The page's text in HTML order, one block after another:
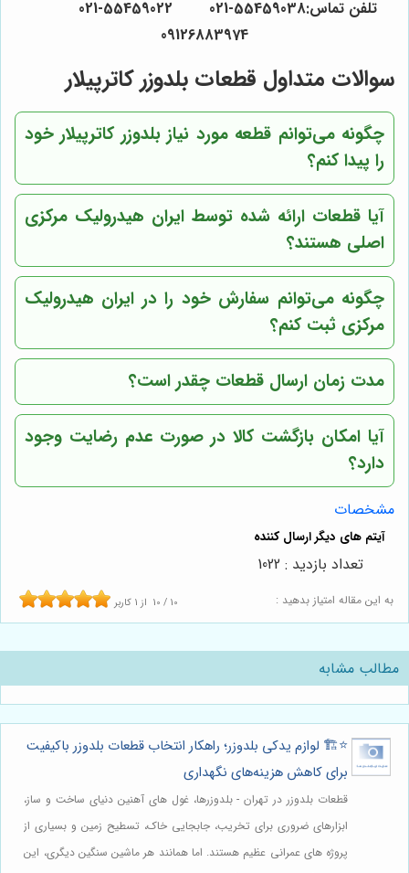
09126883974
سوالات متداول قطعات بلدوزر کاترپیلار
چگونه می‌توانم قطعه مورد نیاز بلدوزر کاترپیلار خود
را پیدا کنم؟
آیا قطعات ارائه شده توسط ایران هیدرولیک مرکزی
اصلی هستند؟
چگونه می‌توانم سفارش خود را در ایران هیدرولیک
مرکزی ثبت کنم؟
مدت زمان ارسال قطعات چقدر است؟
آیا امکان بازگشت کالا در صورت عدم رضایت وجود
دارد؟
مشخصات
به این مقاله امتیاز بدهید : 10 / 10 از 1 کاربر
تعداد بازدید : 1022
مطالب مشابه
⭐️🏗️ لوازم یدکی بلدوزر؛ راهکار انتخاب قطعات بلدوزر باکیفیت
برای کاهش هزینه‌های نگهداری
قطعات بلدوزر در تهران - بلدوزرها، غول های آهنین دنیای ساخت و ساز،
ابزارهای ضروری برای تخریب، جابجایی خاک، تسطیح زمین و بسیاری از
پروژه های عمرانی عظیم هستند. اما همانند هر ماشین سنگین دیگری، این